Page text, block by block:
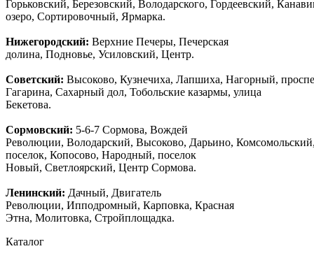
Горьковский, Березовский, Володарского, Гордеевский,
озеро, Сортировочный, Ярмарка.
Нижегородский: Верхние Печеры, Печерская
долина, Подновье, Усиловский, Центр.
Советский: Высоково, Кузнечиха, Лапшиха, Нагорный,
Гагарина, Сахарный дол, Тобольские казармы, улица
Бекетова.
Сормовский: 5-6-7 Сормова, Вождей
Революции, Володарский, Высоково, Дарьино,
поселок, Копосово, Народный, поселок
Новый, Светлоярский, Центр Сормова.
Ленинский: Дачный, Двигатель
Революции, Ипподромный, Карповка, Красная
Этна, Молитовка, Стройплощадка.
Каталог